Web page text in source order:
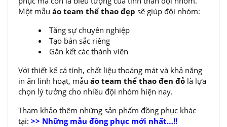
Một mẫu áo team thể thao đẹp sẽ giúp đội nhóm:
Tăng sự chuyên nghiệp
Tạo bản sắc riêng
Gắn kết các thành viên
Với thiết kế cá tính, chất liệu thoáng mát và khả năng
in ấn linh hoạt, mẫu áo team thể thao đen đỏ là lựa
chọn lý tưởng cho nhiều đội nhóm hiện nay.
Tham khảo thêm những sản phẩm đồng phục khác
tại: >> Những mẫu đồng phục mới nhất…!!